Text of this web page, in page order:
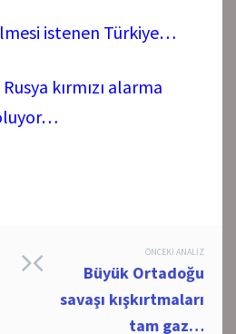
istenen Türkiye…
kırmızı alarma
ÖNCEKI ANALIZ
Büyük Ortadoğu
savaşı kışkırtmaları
tam gaz…